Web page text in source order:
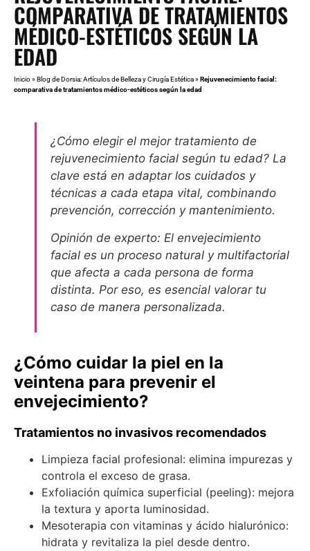
COMPARATIVA DE TRATAMIENTOS
MÉDICO-ESTÉTICOS SEGÚN LA
EDAD
Inicio»Blog de Dorsia: Artículos de Belleza y Cirugía Estética»Rejuvenecimiento facial:
comparativa de tratamientos médico-estéticos según la edad
¿Cómo elegir el mejor tratamiento de
rejuvenecimiento facial según tu edad? La
clave está en adaptar los cuidados y
técnicas a cada etapa vital, combinando
prevención, corrección y mantenimiento.
Opinión de experto: El envejecimiento
facial es un proceso natural y multifactorial
que afecta a cada persona de forma
distinta. Por eso, es esencial valorar tu
caso de manera personalizada.
¿Cómo cuidar la piel en la
veintena para prevenir el
envejecimiento?
Tratamientos no invasivos recomendados
Limpieza facial profesional: elimina impurezas y
controla el exceso de grasa.
Exfoliación química superficial (peeling): mejora
la textura y aporta luminosidad.
Mesoterapia con vitaminas y ácido hialurónico:
hidrata y revitaliza la piel desde dentro.